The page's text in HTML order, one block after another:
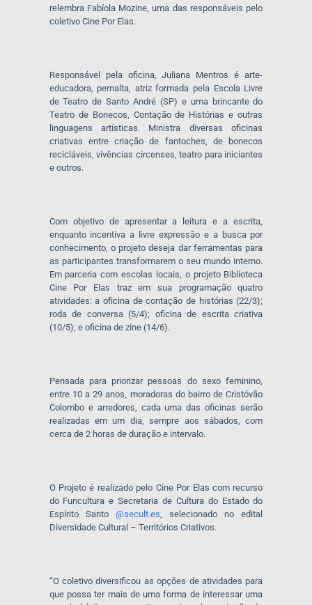
relembra Fabíola Mozine, uma das responsáveis pelo
coletivo Cine Por Elas.
Responsável pela oficina, Juliana Mentros é arte-
educadora, pernalta, atriz formada pela Escola Livre
de Teatro de Santo André (SP) e uma brincante do
Teatro de Bonecos, Contação de Histórias e outras
linguagens artísticas. Ministra diversas oficinas
criativas entre criação de fantoches, de bonecos
recicláveis, vivências circenses, teatro para iniciantes
e outros.
Com objetivo de apresentar a leitura e a escrita,
enquanto incentiva a livre expressão e a busca por
conhecimento, o projeto deseja dar ferramentas para
as participantes transformarem o seu mundo interno.
Em parceria com escolas locais, o projeto Biblioteca
Cine Por Elas traz em sua programação quatro
atividades: a oficina de contação de histórias (22/3);
roda de conversa (5/4); oficina de escrita criativa
(10/5); e oficina de zine (14/6).
Pensada para priorizar pessoas do sexo feminino,
entre 10 a 29 anos, moradoras do bairro de Cristóvão
Colombo e arredores, cada uma das oficinas serão
realizadas em um dia, sempre aos sábados, com
cerca de 2 horas de duração e intervalo.
O Projeto é realizado pelo Cine Por Elas com recurso
do Funcultura e Secretaria de Cultura do Estado do
Espírito Santo @secult.es, selecionado no edital
Diversidade Cultural – Territórios Criativos.
“O coletivo diversificou as opções de atividades para
que possa ter mais de uma forma de interessar uma